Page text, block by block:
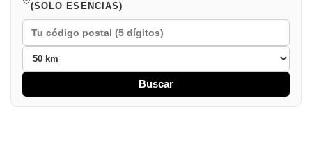
(SOLO ESENCIAS)
Buscar